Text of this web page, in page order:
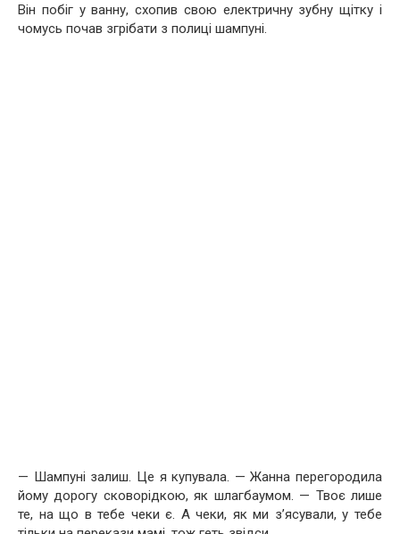
Він побіг у ванну, схопив свою електричну зубну щітку і
чомусь почав згрібати з полиці шампуні.
— Шампуні залиш. Це я купувала. — Жанна перегородила
йому дорогу сковорідкою, як шлагбаумом. — Твоє лише
те, на що в тебе чеки є. А чеки, як ми з’ясували, у тебе